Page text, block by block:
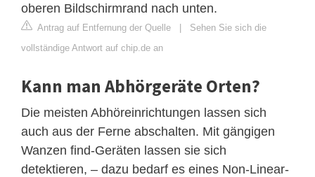
oberen Bildschirmrand nach unten.
Antrag auf Entfernung der Quelle | Sehen Sie sich die
vollständige Antwort auf chip.de an
Kann man Abhörgeräte Orten?
Die meisten Abhöreinrichtungen lassen sich
auch aus der Ferne abschalten. Mit gängigen
Wanzen find-Geräten lassen sie sich
detektieren, – dazu bedarf es eines Non-Linear-